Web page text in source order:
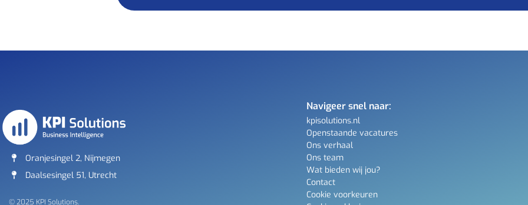
Oranjesingel 2, Nijmegen
Daalsesingel 51, Utrecht
© 2025 KPI Solutions.
Navigeer snel naar:
kpisolutions.nl
Openstaande vacatures
Ons verhaal
Ons team
Wat bieden wij jou?
Contact
Cookie voorkeuren